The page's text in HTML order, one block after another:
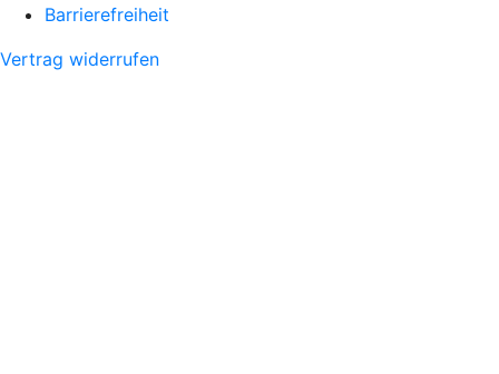
Barrierefreiheit
Vertrag widerrufen